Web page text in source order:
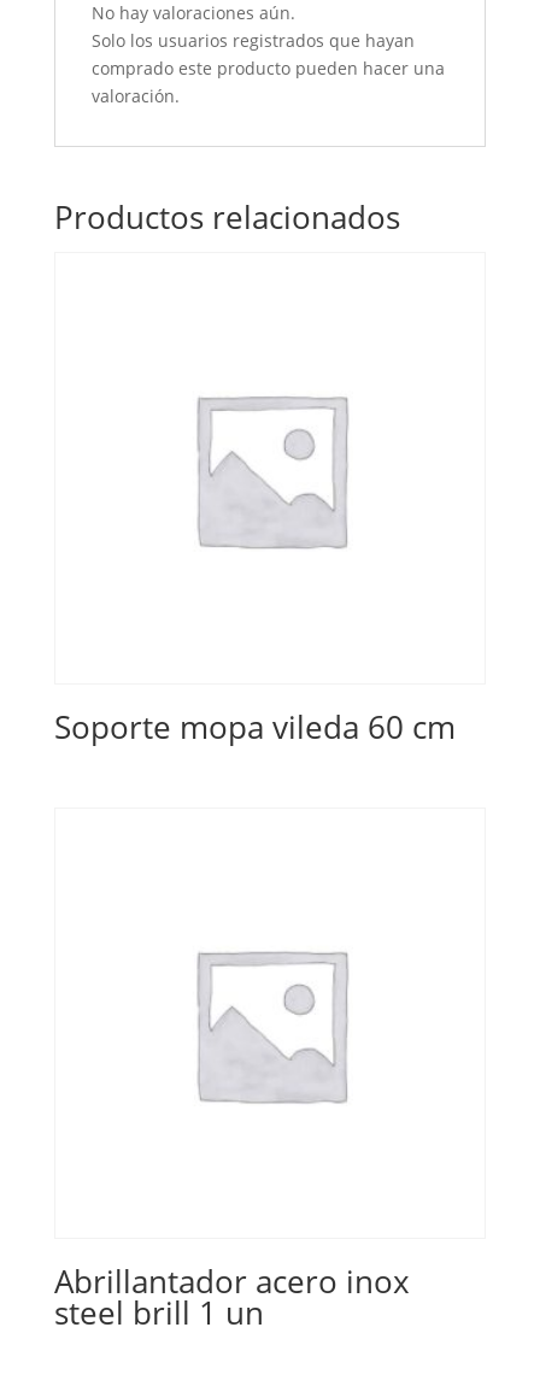
No hay valoraciones aún.
Solo los usuarios registrados que hayan
comprado este producto pueden hacer una
valoración.
Productos relacionados
Soporte mopa vileda 60 cm
Abrillantador acero inox
steel brill 1 un